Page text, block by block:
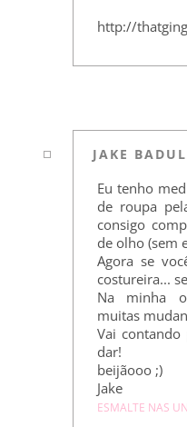
http://
JAKE
Eu tenho
de roupa
consigo
de olho (sem
Agora se
costureira...
Na minha
muitas
Vai
dar!
beijãooo ;)
Jake
ESMALTE NAS